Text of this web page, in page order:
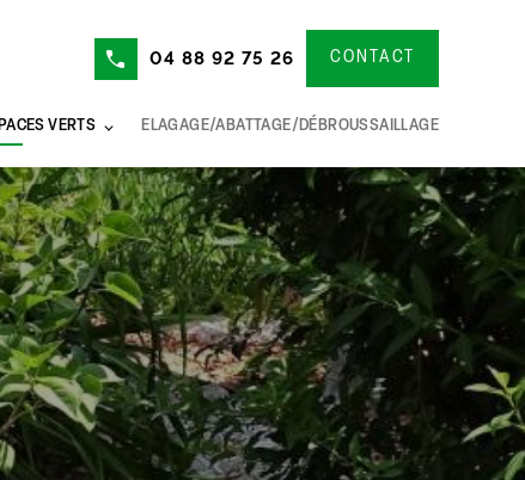
04 88 92 75 26 CONTACT
VERTS ELAGAGE/ABATTAGE/DÉBROUSSAILLAGE